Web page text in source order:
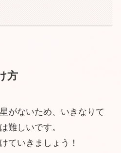
方
がないため、いきなりて
難しいです。
ていきましょう！